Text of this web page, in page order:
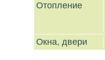
Отопление
Окна, двери